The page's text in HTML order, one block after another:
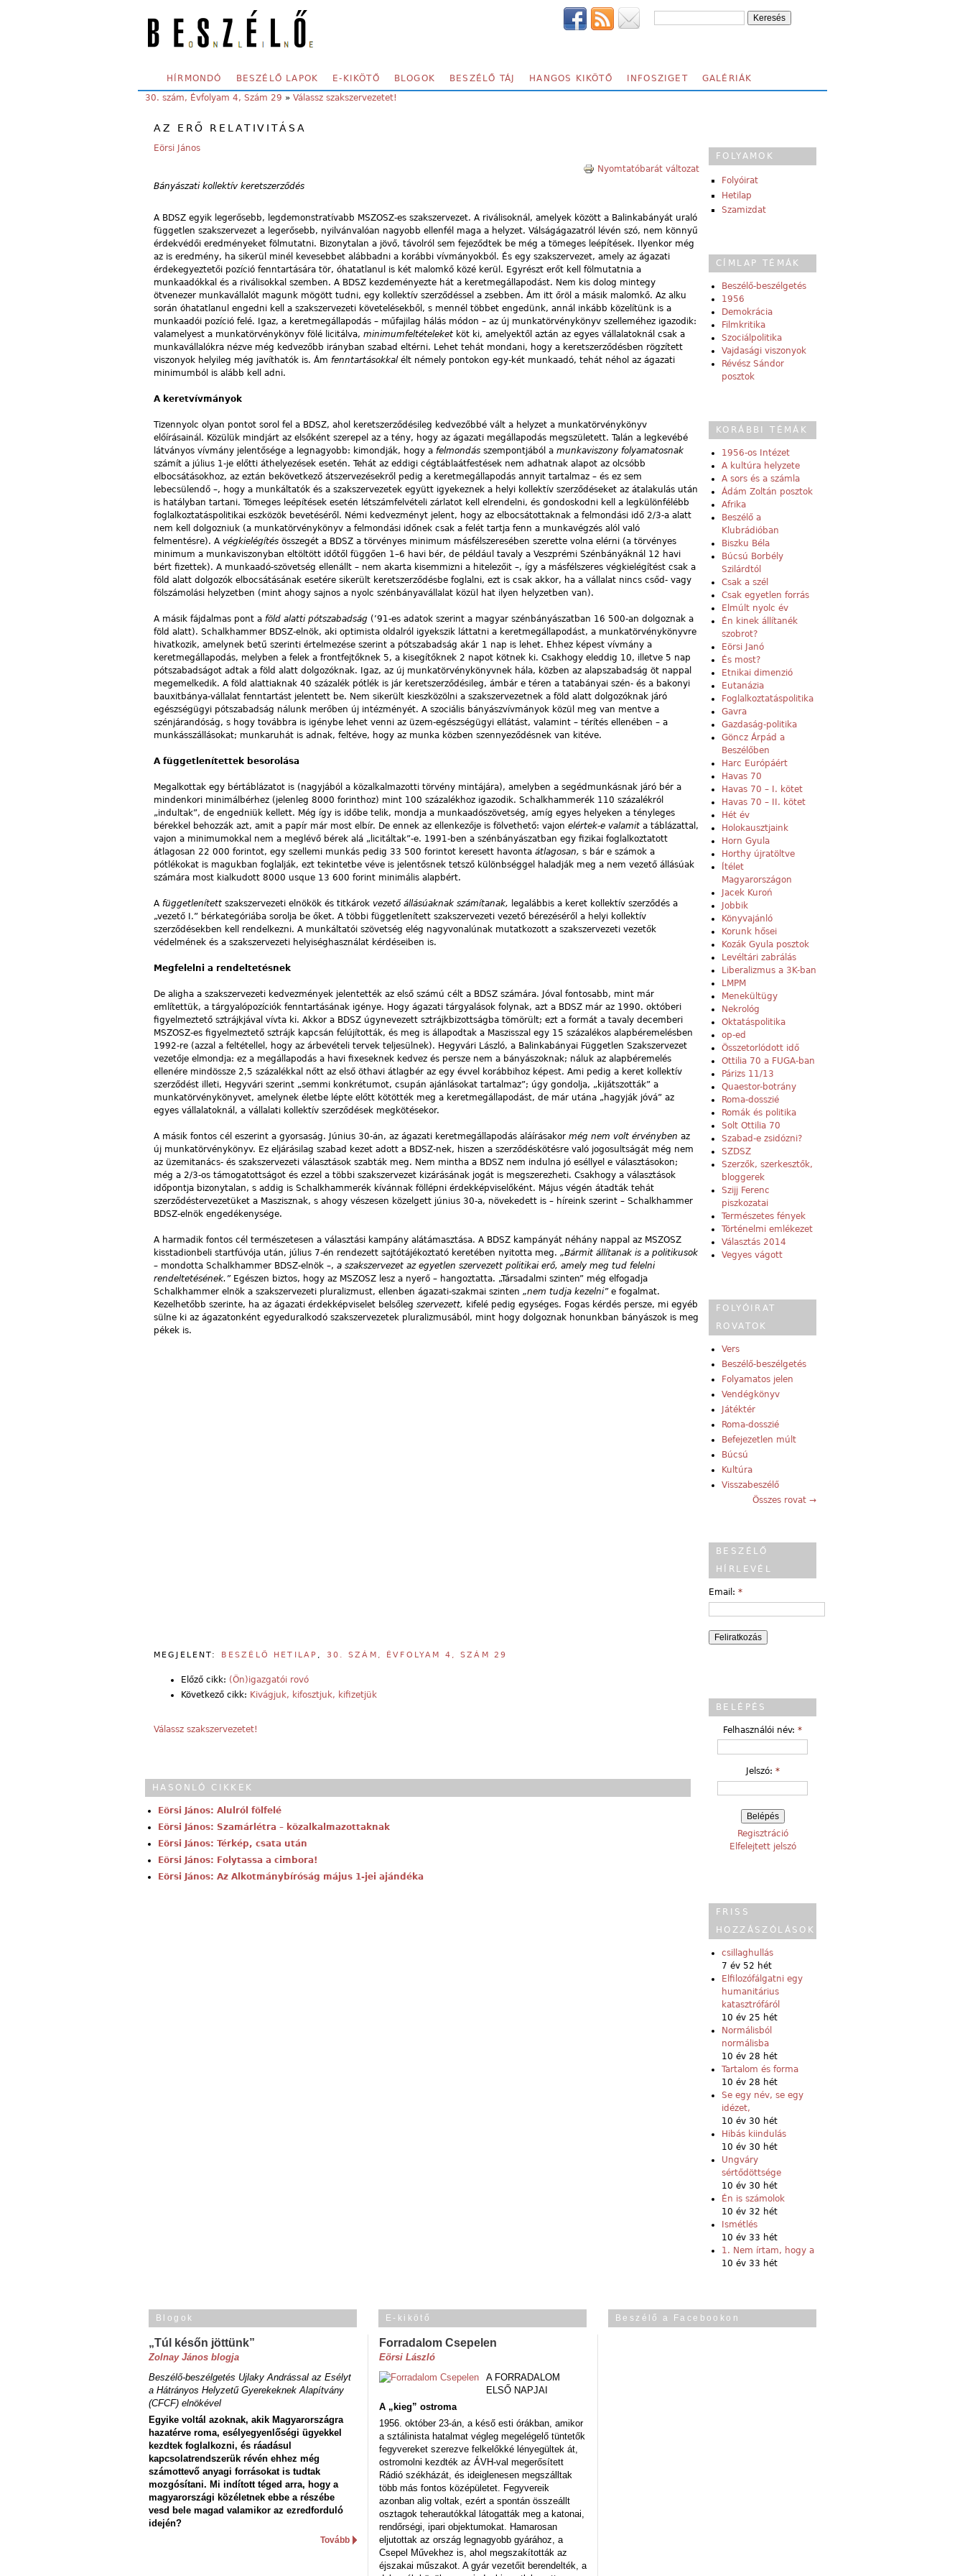
SECONDARY MENU
HÍRMONDÓ BESZÉLŐ LAPOK E-KIKÖTŐ BLOGOK BESZÉLŐ TÁJ HANGOS KIKÖTŐ INFOSZIGET GALÉRIÁK
YOU ARE HERE:
30. szám, Évfolyam 4, Szám 29 » Válassz szakszervezetet!
AZ ERŐ RELATIVITÁSA
Eörsi János
Nyomtatóbarát változat
Bányászati kollektív keretszerződés
A BDSZ egyik legerősebb, legdemonstratívabb MSZOSZ-es szakszervezet. A riválisoknál, amelyek között a Balinkabányát uraló
független szakszervezet a legerősebb, nyilvánvalóan nagyobb ellenfél maga a helyzet. Válságágazatról lévén szó, nem könnyű
érdekvédői eredményeket fölmutatni. Bizonytalan a jövő, távolról sem fejeződtek be még a tömeges leépítések. Ilyenkor még
az is eredmény, ha sikerül minél kevesebbet alábbadni a korábbi vívmányokból. És egy szakszervezet, amely az ágazati
érdekegyeztetői pozíció fenntartására tör, óhatatlanul is két malomkő közé kerül. Egyrészt erőt kell fölmutatnia a
munkaadókkal és a riválisokkal szemben. A BDSZ kezdeményezte hát a keretmegállapodást. Nem kis dolog mintegy
ötvenezer munkavállalót magunk mögött tudni, egy kollektív szerződéssel a zsebben. Ám itt őröl a másik malomkő. Az alku
során óhatatlanul engedni kell a szakszervezeti követelésekből, s mennél többet engedünk, annál inkább közelítünk is a
munkaadói pozíció felé. Igaz, a keretmegállapodás – műfajilag hálás módon – az új munkatörvénykönyv szelleméhez igazodik:
valamelyest a munkatörvénykönyv fölé licitálva, minimumfeltételeket köt ki, amelyektől aztán az egyes vállalatoknál csak a
munkavállalókra nézve még kedvezőbb irányban szabad eltérni. Lehet tehát mondani, hogy a keretszerződésben rögzített
viszonyok helyileg még javíthatók is. Ám fenntartásokkal élt némely pontokon egy-két munkaadó, tehát néhol az ágazati
minimumból is alább kell adni.
A keretvívmányok
Tizennyolc olyan pontot sorol fel a BDSZ, ahol keretszerződésileg kedvezőbbé vált a helyzet a munkatörvénykönyv
előírásainál. Közülük mindjárt az elsőként szerepel az a tény, hogy az ágazati megállapodás megszületett. Talán a legkevébé
látványos vívmány jelentősége a legnagyobb: kimondják, hogy a felmondás szempontjából a munkaviszony folyamatosnak
számít a július 1-je előtti áthelyezések esetén. Tehát az eddigi cégtáblaátfestések nem adhatnak alapot az olcsóbb
elbocsátásokhoz, az eztán bekövetkező átszervezésekről pedig a keretmegállapodás annyit tartalmaz – és ez sem
lebecsülendő –, hogy a munkáltatók és a szakszervezetek együtt igyekeznek a helyi kollektív szerződéseket az átalakulás után
is hatályban tartani. Tömeges leépítések esetén létszámfelvételi zárlatot kell elrendelni, és gondoskodni kell a legkülönfélébb
foglalkoztatáspolitikai eszközök bevetéséről. Némi kedvezményt jelent, hogy az elbocsátottaknak a felmondási idő 2/3-a alatt
nem kell dolgozniuk (a munkatörvénykönyv a felmondási időnek csak a felét tartja fenn a munkavégzés alól való
felmentésre). A végkielégítés összegét a BDSZ a törvényes minimum másfélszeresében szerette volna elérni (a törvényes
minimum a munkaviszonyban eltöltött időtől függően 1–6 havi bér, de például tavaly a Veszprémi Szénbányáknál 12 havi
bért fizettek). A munkaadó-szövetség ellenállt – nem akarta kisemmizni a hitelezőit –, így a másfélszeres végkielégítést csak a
föld alatt dolgozók elbocsátásának esetére sikerült keretszerződésbe foglalni, ezt is csak akkor, ha a vállalat nincs csőd- vagy
fölszámolási helyzetben (mint ahogy sajnos a nyolc szénbányavállalat közül hat ilyen helyzetben van).
A másik fájdalmas pont a föld alatti pótszabadság (’91-es adatok szerint a magyar szénbányászatban 16 500-an dolgoznak a
föld alatt). Schalkhammer BDSZ-elnök, aki optimista oldalról igyekszik láttatni a keretmegállapodást, a munkatörvénykönyvre
hivatkozik, amelynek betű szerinti értelmezése szerint a pótszabadság akár 1 nap is lehet. Ehhez képest vívmány a
keretmegállapodás, melyben a felek a frontfejtőknek 5, a kisegítőknek 2 napot kötnek ki. Csakhogy eleddig 10, illetve 5 nap
pótszabadságot adtak a föld alatt dolgozóknak. Igaz, az új munkatörvénykönyvnek hála, közben az alapszabadság öt nappal
megemelkedik. A föld alattiaknak 40 százalék pótlék is jár keretszerződésileg, ámbár e téren a tatabányai szén- és a bakonyi
bauxitbánya-vállalat fenntartást jelentett be. Nem sikerült kieszközölni a szakszervezetnek a föld alatt dolgozóknak járó
egészségügyi pótszabadság nálunk merőben új intézményét. A szociális bányászvívmányok közül meg van mentve a
szénjárandóság, s hogy továbbra is igénybe lehet venni az üzem-egészségügyi ellátást, valamint – térítés ellenében – a
munkásszállásokat; munkaruhát is adnak, feltéve, hogy az munka közben szennyeződésnek van kitéve.
A függetlenítettek besorolása
Megalkottak egy bértáblázatot is (nagyjából a közalkalmazotti törvény mintájára), amelyben a segédmunkásnak járó bér a
mindenkori minimálbérhez (jelenleg 8000 forinthoz) mint 100 százalékhoz igazodik. Schalkhammerék 110 százalékról
„indultak”, de engedniük kellett. Még így is időbe telik, mondja a munkaadószövetség, amíg egyes helyeken a tényleges
bérekkel behozzák azt, amit a papír már most elbír. De ennek az ellenkezője is fölvethető: vajon elértek-e valamit a táblázattal,
vajon a minimumokkal nem a meglévő bérek alá „licitáltak”-e. 1991-ben a szénbányászatban egy fizikai foglalkoztatott
átlagosan 22 000 forintot, egy szellemi munkás pedig 33 500 forintot keresett havonta átlagosan, s bár e számok a
pótlékokat is magukban foglalják, ezt tekintetbe véve is jelentősnek tetsző különbséggel haladják meg a nem vezető állásúak
számára most kialkudott 8000 usque 13 600 forint minimális alapbért.
A függetlenített szakszervezeti elnökök és titkárok vezető állásúaknak számítanak, legalábbis a keret kollektív szerződés a
„vezető I.” bérkategóriába sorolja be őket. A többi függetlenített szakszervezeti vezető bérezéséről a helyi kollektív
szerződésekben kell rendelkezni. A munkáltatói szövetség elég nagyvonalúnak mutatkozott a szakszervezeti vezetők
védelmének és a szakszervezeti helyiséghasználat kérdéseiben is.
Megfelelni a rendeltetésnek
De aligha a szakszervezeti kedvezmények jelentették az első számú célt a BDSZ számára. Jóval fontosabb, mint már
említettük, a tárgyalópozíciók fenntartásának igénye. Hogy ágazati tárgyalások folynak, azt a BDSZ már az 1990. októberi
figyelmeztető sztrájkjával vívta ki. Akkor a BDSZ úgynevezett sztrájkbizottságba tömörült; ezt a formát a tavaly decemberi
MSZOSZ-es figyelmeztető sztrájk kapcsán felújították, és meg is állapodtak a Maszisszal egy 15 százalékos alapbéremelésben
1992-re (azzal a feltétellel, hogy az árbevételi tervek teljesülnek). Hegyvári László, a Balinkabányai Független Szakszervezet
vezetője elmondja: ez a megállapodás a havi fixeseknek kedvez és persze nem a bányászoknak; náluk az alapbéremelés
ellenére mindössze 2,5 százalékkal nőtt az első öthavi átlagbér az egy évvel korábbihoz képest. Ami pedig a keret kollektív
szerződést illeti, Hegyvári szerint „semmi konkrétumot, csupán ajánlásokat tartalmaz”; úgy gondolja, „kijátszották” a
munkatörvénykönyvet, amelynek életbe lépte előtt kötötték meg a keretmegállapodást, de már utána „hagyják jóvá” az
egyes vállalatoknál, a vállalati kollektív szerződések megkötésekor.
A másik fontos cél eszerint a gyorsaság. Június 30-án, az ágazati keretmegállapodás aláírásakor még nem volt érvényben az
új munkatörvénykönyv. Ez eljárásilag szabad kezet adott a BDSZ-nek, hiszen a szerződéskötésre való jogosultságát még nem
az üzemitanács- és szakszervezeti választások szabták meg. Nem mintha a BDSZ nem indulna jó eséllyel e választásokon;
még a 2/3-os támogatottságot és ezzel a többi szakszervezet kizárásának jogát is megszerezheti. Csakhogy a választások
időpontja bizonytalan, s addig is Schalkhammerék kívánnak föllépni érdekképviselőként. Május végén átadták tehát
szerződéstervezetüket a Maszisznak, s ahogy vészesen közelgett június 30-a, növekedett is – híreink szerint – Schalkhammer
BDSZ-elnök engedékenysége.
A harmadik fontos cél természetesen a választási kampány alátámasztása. A BDSZ kampányát néhány nappal az MSZOSZ
kisstadionbeli startfúvója után, július 7-én rendezett sajtótájékoztató keretében nyitotta meg. „Bármit állítanak is a politikusok
– mondotta Schalkhammer BDSZ-elnök –, a szakszervezet az egyetlen szervezett politikai erő, amely meg tud felelni
rendeltetésének.” Egészen biztos, hogy az MSZOSZ lesz a nyerő – hangoztatta. „Társadalmi szinten” még elfogadja
Schalkhammer elnök a szakszervezeti pluralizmust, ellenben ágazati-szakmai szinten „nem tudja kezelni” e fogalmat.
Kezelhetőbb szerinte, ha az ágazati érdekképviselet belsőleg szervezett, kifelé pedig egységes. Fogas kérdés persze, mi egyéb
sülne ki az ágazatonként egyeduralkodó szakszervezetek pluralizmusából, mint hogy dolgoznak honunkban bányászok is meg
pékek is.
MEGJELENT: BESZÉLŐ HETILAP 30. SZÁM, ÉVFOLYAM 4, SZÁM 29
Előző cikk: (Ön)igazgatói rovó
Következő cikk: Kivágjuk, kifosztjuk, kifizetjük
Válassz szakszervezetet!
HASONLÓ CIKKEK
Eörsi János: Alulról fölfelé
Eörsi János: Szamárlétra – közalkalmazottaknak
Eörsi János: Térkép, csata után
Eörsi János: Folytassa a cimbora!
Eörsi János: Az Alkotmánybíróság május 1-jei ajándéka
FOLYAMOK
Folyóirat
Hetilap
Szamizdat
CÍMLAP TÉMÁK
Beszélő-beszélgetés
1956
Demokrácia
Filmkritika
Szociálpolitika
Vajdasági viszonyok
Révész Sándor
posztok
KORÁBBI TÉMÁK
1956-os Intézet
A kultúra helyzete
A sors és a számla
Ádám Zoltán posztok
Afrika
Beszélő a
Klubrádióban
Biszku Béla
Búcsú Borbély
Szilárdtól
Csak a szél
Csak egyetlen forrás
Elmúlt nyolc év
Én kinek állítanék
szobrot?
Eörsi Janó
És most?
Etnikai dimenzió
Eutanázia
Foglalkoztatáspolitika
Gavra
Gazdaság-politika
Göncz Árpád a
Beszélőben
Harc Európáért
Havas 70
Havas 70 – I. kötet
Havas 70 – II. kötet
Hét év
Holokausztjaink
Horn Gyula
Horthy újratöltve
Ítélet
Magyarországon
Jacek Kuroń
Jobbik
Könyvajánló
Korunk hősei
Kozák Gyula posztok
Levéltári zabrálás
Liberalizmus a 3K-ban
LMPM
Menekültügy
Nekrológ
Oktatáspolitika
op-ed
Összetorlódott idő
Ottilia 70 a FUGA-ban
Párizs 11/13
Quaestor-botrány
Roma-dosszié
Romák és politika
Solt Ottilia 70
Szabad-e zsidózni?
SZDSZ
Szerzők, szerkesztők,
bloggerek
Szijj Ferenc
piszkozatai
Természetes fények
Történelmi emlékezet
Választás 2014
Vegyes vágott
FOLYÓIRAT
ROVATOK
Vers
Beszélő-beszélgetés
Folyamatos jelen
Vendégkönyv
Játéktér
Roma-dosszié
Befejezetlen múlt
Búcsú
Kultúra
Visszabeszélő
Összes rovat →
BESZÉLŐ
HÍRLEVÉL
Email: *
BELÉPÉS
Felhasználói név: *
Jelszó: *
Regisztráció
Elfelejtett jelszó
FRISS
HOZZÁSZÓLÁSOK
csillaghullás
7 év 52 hét
Elfilozófálgatni egy
humanitárius
katasztrófáról
10 év 25 hét
Normálisból
normálisba
10 év 28 hét
Tartalom és forma
10 év 28 hét
Se egy név, se egy
idézet,
10 év 30 hét
Hibás kiindulás
10 év 30 hét
Ungváry
sértődöttsége
10 év 30 hét
Én is számolok
10 év 32 hét
Ismétlés
10 év 33 hét
1. Nem írtam, hogy a
10 év 33 hét
Blogok
„Túl későn jöttünk”
Zolnay János blogja
Beszélő-beszélgetés Ujlaky Andrással az Esélyt
a Hátrányos Helyzetű Gyerekeknek Alapítvány
(CFCF) elnökével
Egyike voltál azoknak, akik Magyarországra
hazatérve roma, esélyegyenlőségi ügyekkel
kezdtek foglalkozni, és ráadásul
kapcsolatrendszerük révén ehhez még
számottevő anyagi forrásokat is tudtak
mozgósítani. Mi indított téged arra, hogy a
magyarországi közéletnek ebbe a részébe
vesd bele magad valamikor az ezredforduló
idején?
Tovább
E-kikötő
Forradalom Csepelen
Eörsi László
A FORRADALOM
ELSŐ NAPJAI
A „kieg” ostroma
1956. október 23-án, a késő esti órákban, amikor
a sztálinista hatalmat végleg megelégelő tüntetők
fegyvereket szerezve felkelőkké lényegültek át,
ostromolni kezdték az ÁVH-val megerősített
Rádió székházát, és ideiglenesen megszálltak
több más fontos középületet. Fegyvereik
azonban alig voltak, ezért a spontán összeállt
osztagok teherautókkal látogatták meg a katonai,
rendőrségi, ipari objektumokat. Hamarosan
eljutottak az ország legnagyobb gyárához, a
Csepel Művekhez is, ahol megszakították az
éjszakai műszakot. A gyár vezetőit berendelték, a
Beszélő a Facebookon